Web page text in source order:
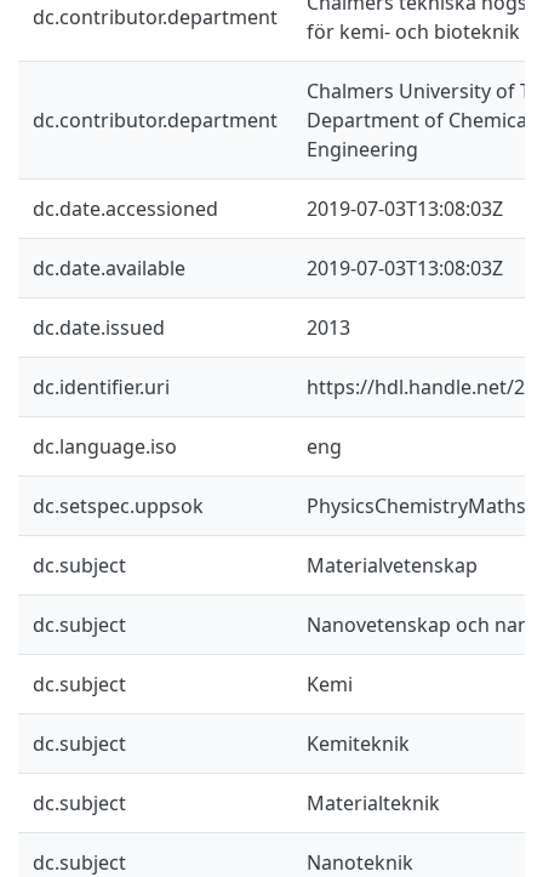
dc.contributor.department
för kemi- och bioteknik
dc.contributor.department
Chalmers University of
Department of Chemical
Engineering
dc.date.accessioned 2019-07-03T13:08:03Z
dc.date.available 2019-07-03T13:08:03Z
dc.date.issued 2013
dc.identifier.uri https://hdl.handle.net/
dc.language.iso eng
dc.setspec.uppsok PhysicsChemistryMaths
dc.subject Materialvetenskap
dc.subject Nanovetenskap och
dc.subject Kemi
dc.subject Kemiteknik
dc.subject Materialteknik
dc.subject Nanoteknik